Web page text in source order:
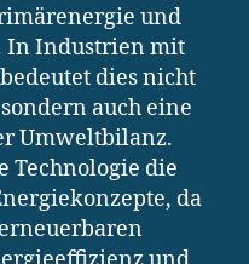
und
In Industrien mit
dies nicht
auch eine
Umweltbilanz.
Technologie die
da